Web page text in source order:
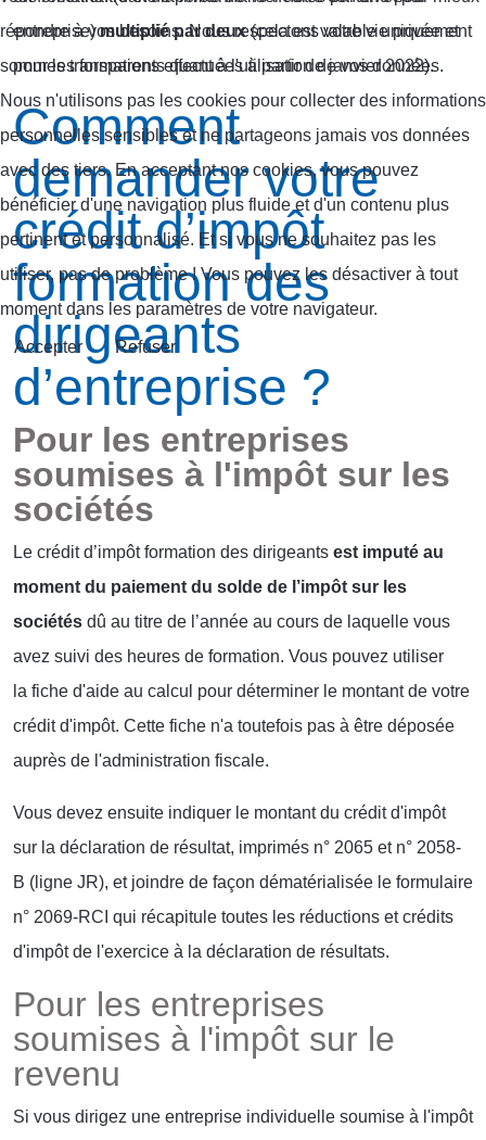
entreprise)multiplié par deux(cela est valable uniquement
pour les formations effectuées à partir de janvier 2022).
Comment
demander votre
crédit d’impôt
formation des
dirigeants
d’entreprise ?
Pour les entreprises
soumises à l'impôt sur les
sociétés
Le crédit d’impôt formation des dirigeants est imputé au
moment du paiement du solde de l’impôt sur les
sociétés dû au titre de l’année au cours de laquelle vous
avez suivi des heures de formation. Vous pouvez utiliser
la fiche d'aide au calcul pour déterminer le montant de votre
crédit d'impôt. Cette fiche n'a toutefois pas à être déposée
auprès de l'administration fiscale.
Vous devez ensuite indiquer le montant du crédit d'impôt
sur la déclaration de résultat, imprimés n° 2065 et n° 2058-
B (ligne JR), et joindre de façon dématérialisée le formulaire
n° 2069-RCI qui récapitule toutes les réductions et crédits
d'impôt de l'exercice à la déclaration de résultats.
Pour les entreprises
soumises à l'impôt sur le
revenu
Si vous dirigez une entreprise individuelle soumise à l'impôt
répondre à vos besoins. Nous respectons votre vie privée et
sommes transparents quant à l'utilisation de vos données.
Nous n'utilisons pas les cookies pour collecter des informations
personnelles sensibles et ne partageons jamais vos données
avec des tiers. En acceptant nos cookies, vous pouvez
bénéficier d'une navigation plus fluide et d'un contenu plus
pertinent et personnalisé. Et si vous ne souhaitez pas les
utiliser, pas de problème ! Vous pouvez les désactiver à tout
moment dans les paramètres de votre navigateur.
Accepter Refuser